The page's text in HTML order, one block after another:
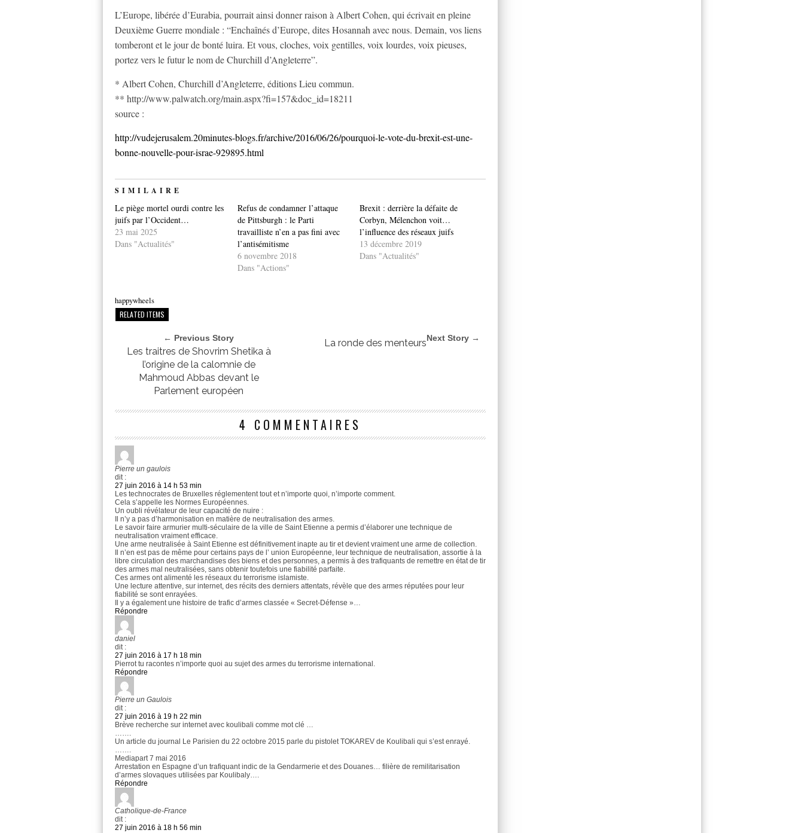
L’Europe, libérée d’Eurabia, pourrait ainsi donner raison à Albert Cohen, qui écrivait en pleine
Deuxième Guerre mondiale : “Enchaînés d’Europe, dites Hosannah avec nous. Demain, vos liens
tomberont et le jour de bonté luira. Et vous, cloches, voix gentilles, voix lourdes, voix pieuses,
portez vers le futur le nom de Churchill d’Angleterre”.
* Albert Cohen, Churchill d’Angleterre, éditions Lieu commun.
** http://www.palwatch.org/main.aspx?fi=157&doc_id=18211
source :
http://vudejerusalem.20minutes-blogs.fr/archive/2016/06/26/pourquoi-le-vote-du-brexit-est-une-
bonne-nouvelle-pour-israe-929895.html
SIMILAIRE
Le piège mortel ourdi contre les
juifs par l’Occident…
23 mai 2025
Dans "Actualités"
Refus de condamner l’attaque
de Pittsburgh : le Parti
travailliste n’en a pas fini avec
l’antisémitisme
6 novembre 2018
Dans "Actions"
Brexit : derrière la défaite de
Corbyn, Mélenchon voit…
l’influence des réseaux juifs
13 décembre 2019
Dans "Actualités"
happywheels
RELATED ITEMS
← Previous Story
Les traitres de Shovrim Shetika à
l’origine de la calomnie de
Mahmoud Abbas devant le
Parlement européen
Next Story →
La ronde des menteurs
4 COMMENTAIRES
Pierre un gaulois
dit :
27 juin 2016 à 14 h 53 min
Les technocrates de Bruxelles réglementent tout et n’importe quoi, n’importe comment.
Cela s’appelle les Normes Européennes.
Un oubli révélateur de leur capacité de nuire :
Il n’y a pas d’harmonisation en matière de neutralisation des armes.
Le savoir faire armurier multi-séculaire de la ville de Saint Etienne a permis d’élaborer une technique de
neutralisation vraiment efficace.
Une arme neutralisée à Saint Etienne est définitivement inapte au tir et devient vraiment une arme de collection.
Il n’en est pas de même pour certains pays de l’ union Européenne, leur technique de neutralisation, assortie à la
libre circulation des marchandises des biens et des personnes, a permis à des trafiquants de remettre en état de tir
des armes mal neutralisées, sans obtenir toutefois une fiabilité parfaite.
Ces armes ont alimenté les réseaux du terrorisme islamiste.
Une lecture attentive, sur internet, des récits des derniers attentats, révèle que des armes réputées pour leur
fiabilité se sont enrayées.
Il y a également une histoire de trafic d’armes classée « Secret-Défense »…
Répondre
daniel
dit :
27 juin 2016 à 17 h 18 min
Pierrot tu racontes n’importe quoi au sujet des armes du terrorisme international.
Répondre
Pierre un Gaulois
dit :
27 juin 2016 à 19 h 22 min
Brève recherche sur internet avec koulibali comme mot clé …
…….
Un article du journal Le Parisien du 22 octobre 2015 parle du pistolet TOKAREV de Koulibali qui s’est enrayé.
…….
Mediapart 7 mai 2016
Arrestation en Espagne d’un trafiquant indic de la Gendarmerie et des Douanes… filière de remilitarisation
d’armes slovaques utilisées par Koulibaly….
Répondre
Catholique-de-France
dit :
27 juin 2016 à 18 h 56 min